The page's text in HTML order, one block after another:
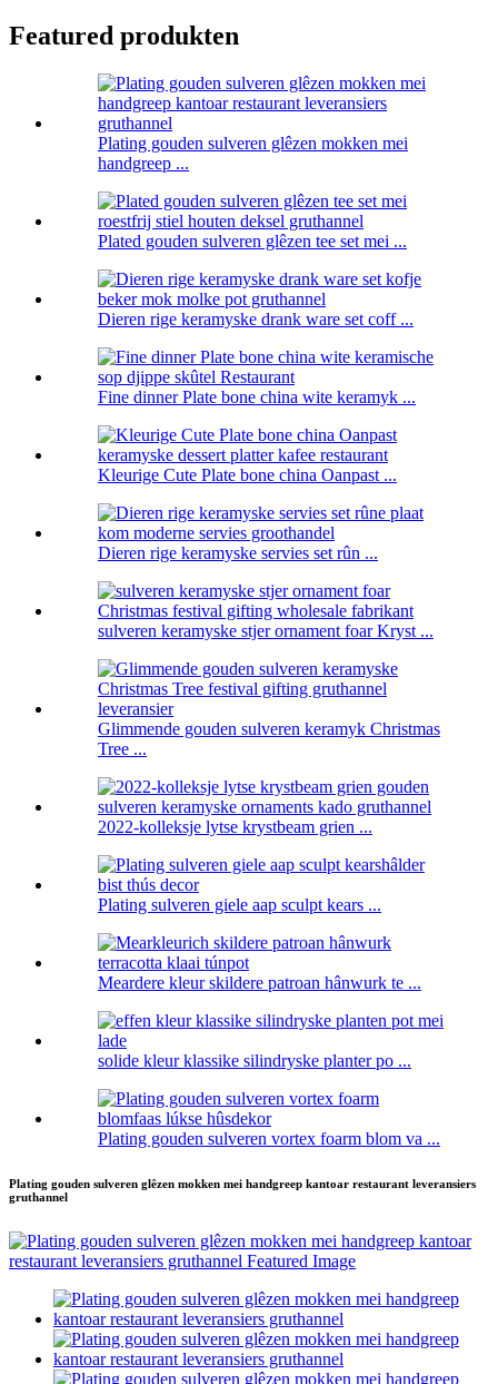
Featured produkten
Plating gouden sulveren glêzen mokken mei
handgreep ...
Plated gouden sulveren glêzen tee set mei ...
Dieren rige keramyske drank ware set coff ...
Fine dinner Plate bone china wite keramyk ...
Kleurige Cute Plate bone china Oanpast ...
Dieren rige keramyske servies set rûn ...
sulveren keramyske stjer ornament foar Kryst ...
Glimmende gouden sulveren keramyk Christmas
Tree ...
2022-kolleksje lytse krystbeam grien ...
Plating sulveren giele aap sculpt kears ...
Meardere kleur skildere patroan hânwurk te ...
solide kleur klassike silindryske planter po ...
Plating gouden sulveren vortex foarm blom va ...
Plating gouden sulveren glêzen mokken mei handgreep kantoar restaurant leveransiers
gruthannel